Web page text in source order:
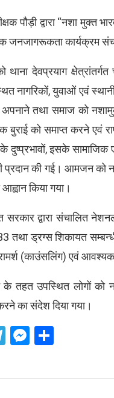
पौड़ी द्वारा “नशा
जनजागरूकता कार्यक्रम
देवप्रयाग
नागरिकों, युवाओं एवं
तथा समाज को
बुराई को समाप्त करने एवं
दुष्प्रभावों, इसके सामाजिक
प्रदान की गई। आमजन को
किया गया।
सरकार द्वारा संचालित
तथा ड्रग्स शिकायत
(काउंसलिंग) एवं
तहत उपस्थित लोगों को
का संदेश दिया गया।
Telegram
Messenger